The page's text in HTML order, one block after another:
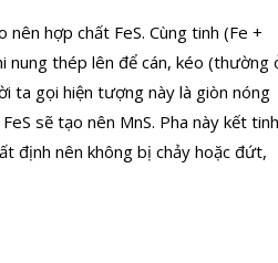
hợp chất FeS. Cùng tinh (Fe +
nung thép lên để cán, kéo (thường
ta gọi hiện tượng này là giòn nóng
sẽ tạo nên MnS. Pha này kết tinh
định nên không bị chảy hoặc đứt,